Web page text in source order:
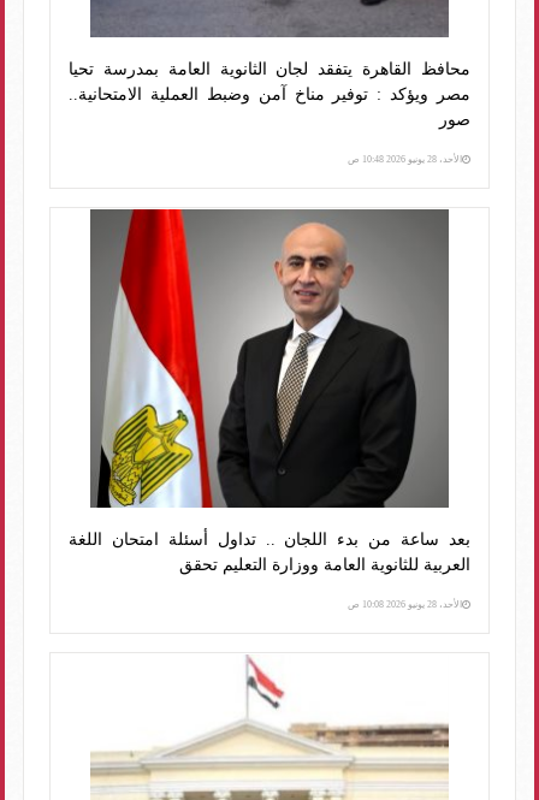
​محافظ القاهرة يتفقد لجان الثانوية العامة بمدرسة تحيا
مصر ويؤكد : توفير مناخ آمن وضبط العملية الامتحانية..
صور
الأحد، 28 يونيو 2026 10:48 ص
بعد ساعة من بدء اللجان .. تداول أسئلة امتحان اللغة
العربية للثانوية العامة ووزارة التعليم تحقق
الأحد، 28 يونيو 2026 10:08 ص